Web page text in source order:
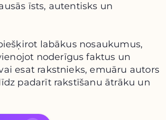
īsts, autentisks un
labākus nosaukumus,
noderīgus faktus un
esat rakstnieks, emuāru autors
padarīt rakstīšanu ātrāku un